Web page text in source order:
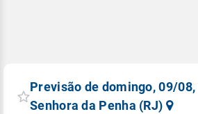
Previsão de domingo, 09/
Senhora da Penha (RJ)